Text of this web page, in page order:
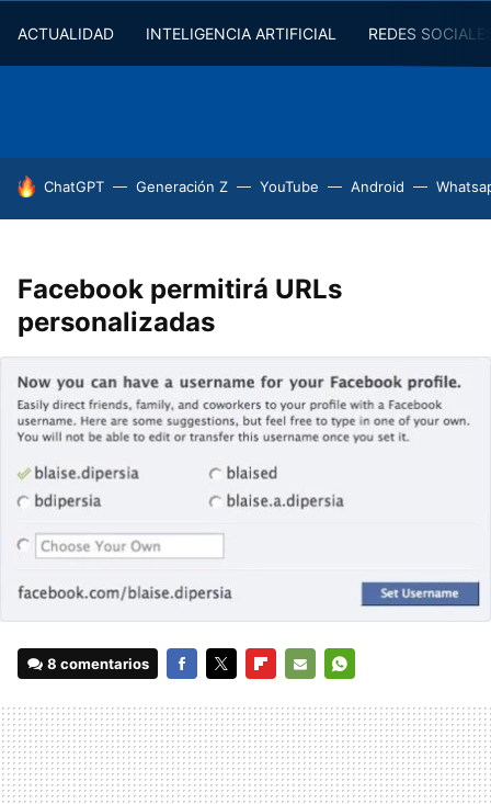
ACTUALIDAD INTELIGENCIA ARTIFICIAL REDES
HOY SE HABLA DE
ChatGPT Generación Z YouTube Android
Facebook permitirá URLs
personalizadas
8 comentarios
MAIL